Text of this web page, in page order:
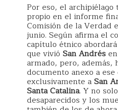
Por eso, el
propio en el informe
Comisión de la Verdad
junio. Según afirma el
capítulo étnico
que vivió San Andrés
armado, pero, además,
documento anexo a
exclusivamente aSan
Santa Catalina. Y no
desaparecidos y los